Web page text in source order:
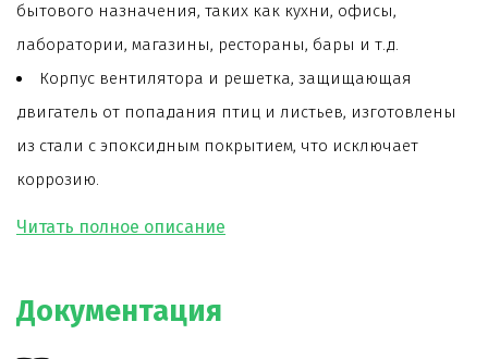
бытового назначения, таких как кухни, офисы,
лаборатории, магазины, рестораны, бары и т.д.
Корпус вентилятора и решетка, защищающая
двигатель от попадания птиц и листьев, изготовлены
из стали с эпоксидным покрытием, что исключает
коррозию.
несколькими крепежными отверстиями для установки
Документация